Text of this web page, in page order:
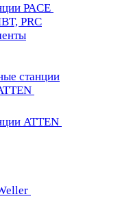
PACE
PRC
станции
ATTEN